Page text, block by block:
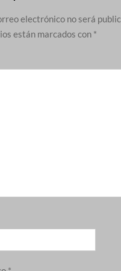
electrónico no será
están marcados con *